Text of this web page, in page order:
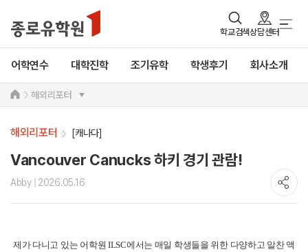
학교검색상담센터
어학연수 대학진학 조기유학 학생후기 회사소개
해외리포터
해외리포터 [캐나다]
Vancouver Canucks 하키 경기 관람!
Abby| 2026.05.16
제가 다니고 있는 어학원 ILSC에서는 매일 학생들을 위한 다양하고 알찬 액